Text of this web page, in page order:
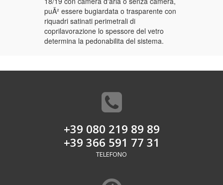
puÃ² essere bugiardata o trasparente con
riquadri satinati perimetrali di
coprilavorazione lo spessore del vetro
determina la pedonabilita del sistema.
+39 080 219 89 89
+39 366 591 77 31
TELEFONO